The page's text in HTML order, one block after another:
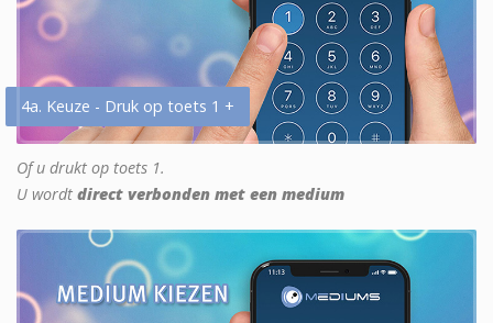
4a. Keuze - Druk op toets 1 +
Of u drukt op toets 1.
U wordt direct verbonden met een medium